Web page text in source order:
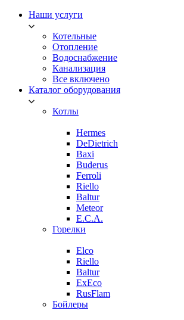
Наши услуги
Котельные
Отопление
Водоснабжение
Канализация
Все включено
Каталог оборудования
Котлы
Hermes
DeDietrich
Baxi
Buderus
Ferroli
Riello
Baltur
Meteor
E.C.A.
Горелки
Elco
Riello
Baltur
ExEco
RusFlam
Бойлеры